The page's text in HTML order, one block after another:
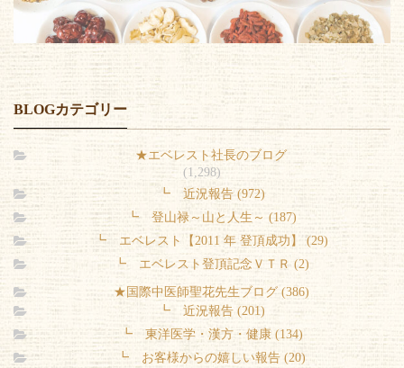
BLOGカテゴリー
★エベレスト社長のブログ
(1,298)
┗ 近況報告 (972)
┗ 登山禄～山と人生～ (187)
┗ エベレスト【2011 年 登頂成功】 (29)
┗ エベレスト登頂記念ＶＴＲ (2)
★国際中医師聖花先生ブログ (386)
┗ 近況報告 (201)
┗ 東洋医学・漢方・健康 (134)
┗ お客様からの嬉しい報告 (20)